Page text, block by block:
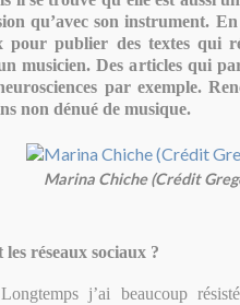
qu’avec son instrument.
pour publier des textes qui
musicien. Des articles qui
par exemple.
non dénué de musique.
Marina Chiche (Crédit
réseaux sociaux ?
j’ai beaucoup